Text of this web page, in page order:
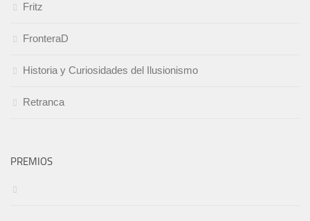
Fritz
FronteraD
Historia y Curiosidades del Ilusionismo
Retranca
PREMIOS